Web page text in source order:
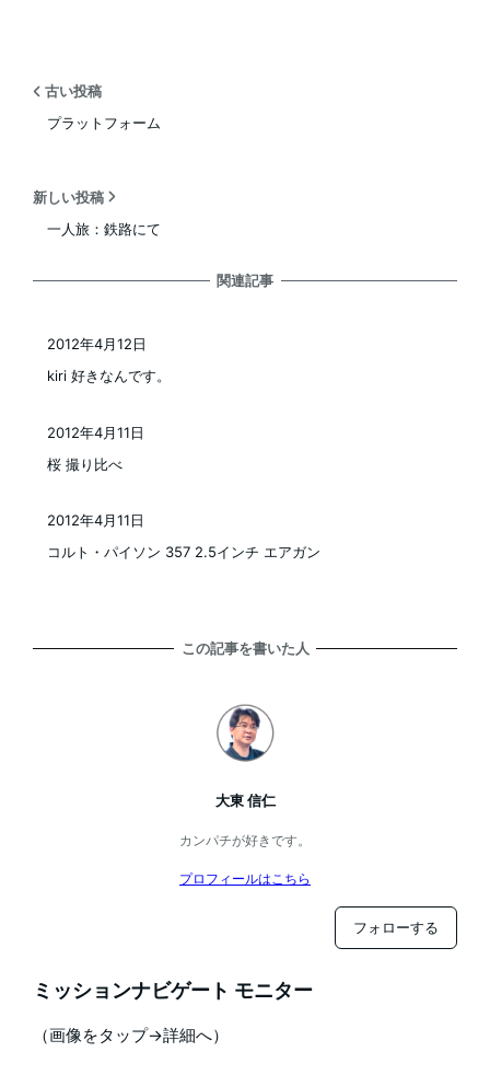
古い投稿
プラットフォーム
新しい投稿
一人旅：鉄路にて
関連記事
kiri 好きなんです。
2012年4月12日
桜 撮り比べ
2012年4月11日
コルト・パイソン 357 2.5インチ エアガン
2012年4月11日
この記事を書いた人
大東 信仁
カンパチが好きです。
プロフィールはこちら
フォローする
ミッションナビゲート モニター
（画像をタップ→詳細へ）